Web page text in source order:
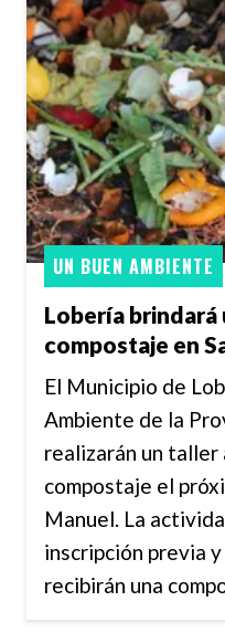
Lobería
compostaje en
UN BUEN AMBIENTE
El Municipio de
Ambiente de la
realizarán un
compostaje el
Manuel. La
inscripción previa
recibirán una